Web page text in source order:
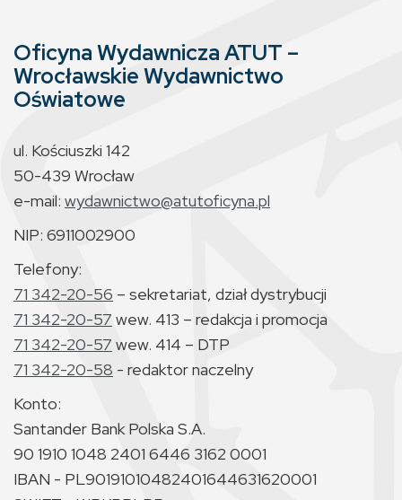
Oficyna Wydawnicza ATUT –
Wrocławskie Wydawnictwo
Oświatowe
ul. Kościuszki 142
50-439 Wrocław
e-mail: wydawnictwo@atutoficyna.pl
NIP: 6911002900
Telefony:
71 342-20-56 – sekretariat, dział dystrybucji
71 342-20-57 wew. 413 – redakcja i promocja
71 342-20-57 wew. 414 – DTP
71 342-20-58 - redaktor naczelny
Konto:
Santander Bank Polska S.A.
90 1910 1048 2401 6446 3162 0001
IBAN - PL90191010482401644631620001